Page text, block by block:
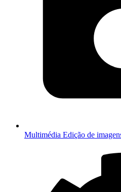
Multimédia Edição de